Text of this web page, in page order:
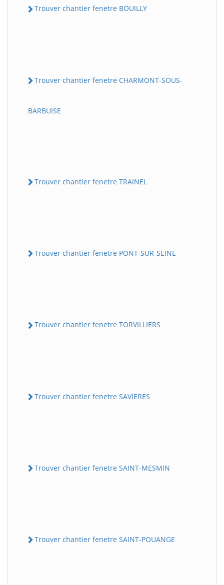
Trouver chantier fenetre BOUILLY
Trouver chantier fenetre CHARMONT-SOUS-
BARBUISE
Trouver chantier fenetre TRAINEL
Trouver chantier fenetre PONT-SUR-SEINE
Trouver chantier fenetre TORVILLIERS
Trouver chantier fenetre SAVIERES
Trouver chantier fenetre SAINT-MESMIN
Trouver chantier fenetre SAINT-POUANGE